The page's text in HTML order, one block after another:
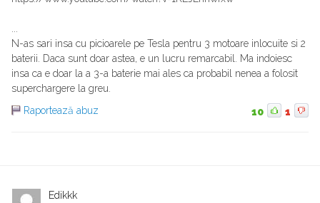
...
N-as sari insa cu picioarele pe Tesla pentru 3 motoare inlocuite si 2
baterii. Daca sunt doar astea, e un lucru remarcabil. Ma indoiesc
insa ca e doar la a 3-a baterie mai ales ca probabil nenea a folosit
superchargere la greu.
Raportează abuz
10 1
Edikkk